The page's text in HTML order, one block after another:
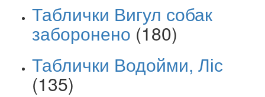
Таблички Вигул собак
заборонено (180)
Таблички Водойми, Ліс
(135)